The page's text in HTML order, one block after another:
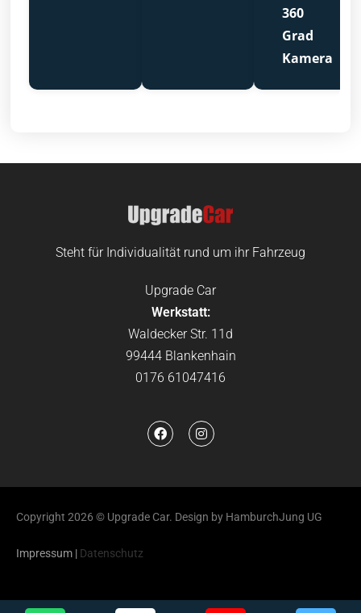
360
Grad
Kamera
Steht für Individualität rund um ihr Fahrzeug
Upgrade Car
Werkstatt:
Waldecker Str. 11d
99444 Blankenhain
0176 61047416
Copyright 2026 © Upgrade Car. Design by HamburchJung UG
Impressum | Datenschutz